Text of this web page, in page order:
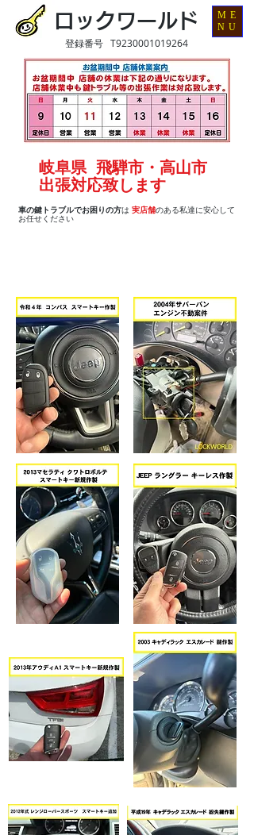
ロックワールド
車の鍵トラブルでお困りの方は 実店舗のある私達に安心して
お任せください
岐阜県 飛騨市・高山市
出張対応致します
登録番号 T9230001019264
ME
NU